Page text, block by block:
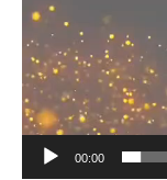
00:00